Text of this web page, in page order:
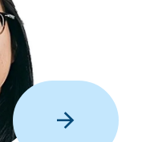
arrow_forward